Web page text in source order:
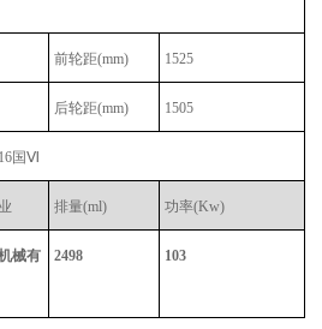
前轮距(mm) 1525
后轮距(mm) 1505
国Ⅵ
排量(ml) 功率(Kw)
械有 2498 103